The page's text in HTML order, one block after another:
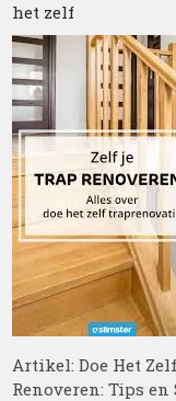
het zelf
Artikel: Doe Het
Renoveren: Tips